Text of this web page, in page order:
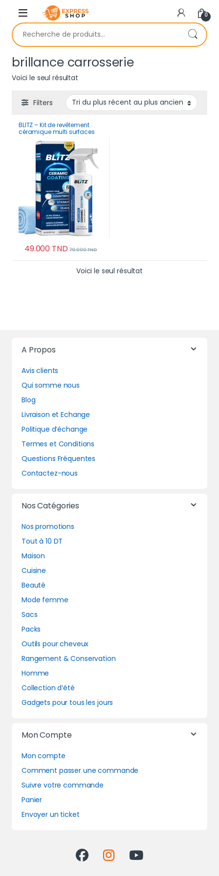
Skip to navigation
Skip to content
0
Recherche pour :
brillance carrosserie
Voici le seul résultat
Filters
BLITZ – Kit de revêtement
céramique multi surfaces
49.000 TND 79.000TND
Voici le seul résultat
A Propos
Avis clients
Qui somme nous
Blog
Livraison et Echange
Politique d’échange
Termes et Conditions
Questions Fréquentes
Contactez-nous
Nos Catégories
Nos promotions
Tout à 10 DT
Maison
Cuisine
Beauté
Mode femme
Sacs
Packs
Outils pour cheveux
Rangement & Conservation
Homme
Collection d’été
Gadgets pour tous les jours
Mon Compte
Mon compte
Comment passer une commande
Suivre votre commande
Panier
Envoyer un ticket